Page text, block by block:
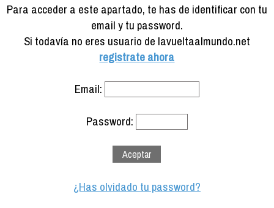
Compañeros de viaje
Info viajeros
Para acceder a este apartado, te has de identificar con tu
email y tu password.
Si todavía no eres usuario de lavueltaalmundo.net
registrate ahora
Email:
Password:
¿Has olvidado tu password?